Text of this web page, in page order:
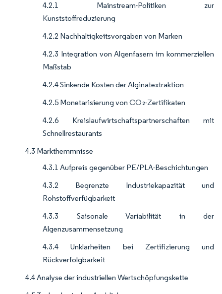
4.2.1 Mainstream-Politiken zur
Kunststoffreduzierung
4.2.2 Nachhaltigkeitsvorgaben von Marken
4.2.3 Integration von Algenfasern im kommerziellen
Maßstab
4.2.4 Sinkende Kosten der Alginatextraktion
4.2.5 Monetarisierung von CO₂-Zertifikaten
4.2.6 Kreislaufwirtschaftspartnerschaften mit
Schnellrestaurants
4.3 Markthemmnisse
4.3.1 Aufpreis gegenüber PE/PLA-Beschichtungen
4.3.2 Begrenzte Industriekapazität und
Rohstoffverfügbarkeit
4.3.3 Saisonale Variabilität in der
Algenzusammensetzung
4.3.4 Unklarheiten bei Zertifizierung und
Rückverfolgbarkeit
4.4 Analyse der industriellen Wertschöpfungskette